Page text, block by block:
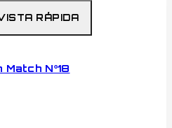
RÁPIDA
Nº18